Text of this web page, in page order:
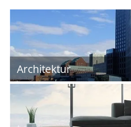
Architektur